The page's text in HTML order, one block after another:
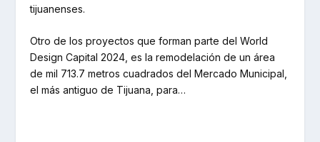
tijuanenses.
Otro de los proyectos que forman parte del World
Design Capital 2024, es la remodelación de un área
de mil 713.7 metros cuadrados del Mercado Municipal,
el más antiguo de Tijuana, para…